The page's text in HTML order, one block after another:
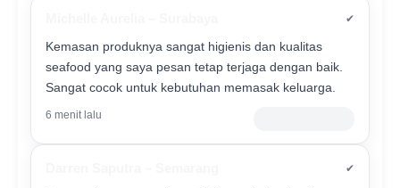
✔
Kemasan produknya sangat higienis dan kualitas
seafood yang saya pesan tetap terjaga dengan baik.
Sangat cocok untuk kebutuhan memasak keluarga.
6 menit lalu
✔